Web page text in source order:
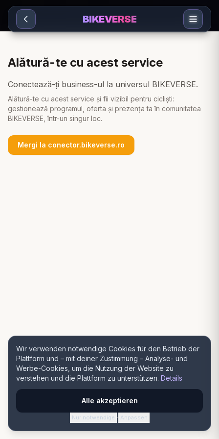
Sari la conținut
Wir verwenden notwendige Cookies für den Betrieb der
Plattform und – mit deiner Zustimmung – Analyse- und
Werbe-Cookies, um die Nutzung der Website zu
verstehen und die Plattform zu unterstützen. Details
Alle akzeptieren
Nur notwendige · Anpassen
BIKEVERSE
Alătură-te cu acest service
Conectează-ți business-ul la universul BIKEVERSE.
Alătură-te cu acest service și fii vizibil pentru cicliști:
gestionează programul, oferta și prezența ta în comunitatea
BIKEVERSE, într-un singur loc.
Mergi la conector.bikeverse.ro